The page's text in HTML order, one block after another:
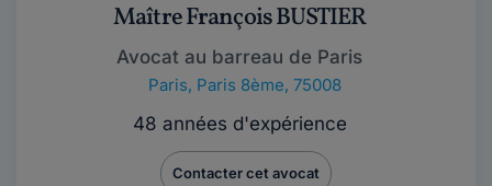
Maître François BUSTIER
Avocat au barreau de Paris
Paris, Paris 8ème, 75008
48 années d'expérience
Contacter cet avocat